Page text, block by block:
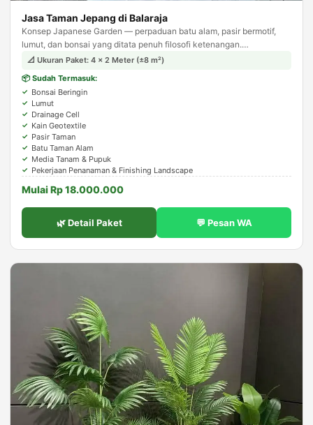
Jasa Taman Jepang di Balaraja
Konsep Japanese Garden — perpaduan batu alam, pasir bermotif,
lumut, dan bonsai yang ditata penuh filosofi ketenangan.
Menghadirkan suasana zen dan meditatif di halaman rumah Anda.
📐 Ukuran Paket: 4 × 2 Meter (±8 m²)
📦 Sudah Termasuk:
Bonsai Beringin
Lumut
Drainage Cell
Kain Geotextile
Pasir Taman
Batu Taman Alam
Media Tanam & Pupuk
Pekerjaan Penanaman & Finishing Landscape
Mulai Rp 18.000.000
🌿 Detail Paket 💬 Pesan WA